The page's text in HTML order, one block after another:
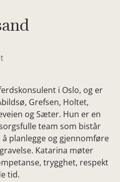
i Oslo, og er
Grefsen, Holtet,
og Sæter. Hun er en
team som bistår
planlegge og gjennomføre
Katarina møter
trygghet, respekt
tid.